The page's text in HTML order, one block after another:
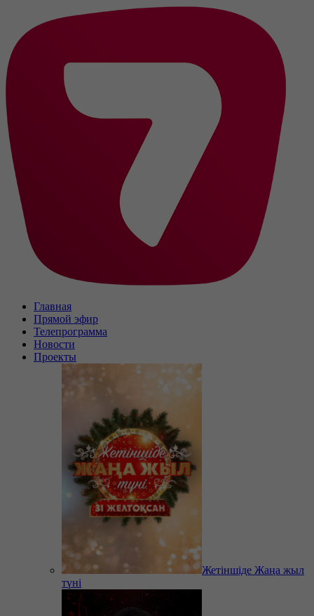
Главная
Прямой эфир
Телепрограмма
Новости
Проекты
Жетіншіде Жаңа жыл
түні